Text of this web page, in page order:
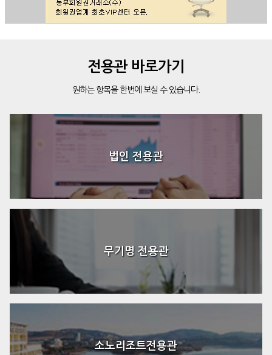
전용관 바로가기
원하는 항목을 한번에 보실 수 있습니다.
법인 전용관
무기명 전용관
소노리조트전용관